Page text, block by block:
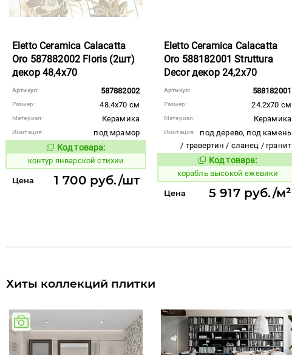
Eletto Ceramica Calacatta
Oro 587882002 Floris (2шт)
декор 48,4x70
Артикул: 587882002
Размер: 48.4x70 см
Материал: Керамика
Имитация:
под мрамор
Код товара:
765348 Код товара:
контур январской стихии
Цена 1 700 руб./шт
Eletto Ceramica Calacatta
Oro 588182001 Struttura
Decor декор 24,2x70
Артикул: 588182001
Размер: 24.2x70 см
Материал: Керамика
Имитация:
под дерево, под камень
/ травертин / сланец / гранит
Код товара:
767649Код товара:
корабль высокой ежевики
Цена 5 917 руб./м²
Хиты коллекций плитки